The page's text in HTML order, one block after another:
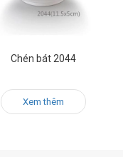
Chén bát 2044
Xem thêm